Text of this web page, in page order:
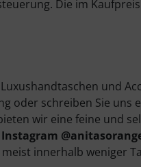
Die im
und
oder schreiben Sie
wir eine feine und
Instagram
innerhalb weniger